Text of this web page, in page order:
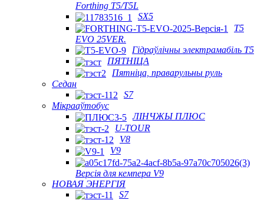
Forthing T5/T5L
SX5
T5
EVO 25VER.
Гідраўлічны электрамабіль T5
ПЯТНІЦА
Пятніца, праварульны руль
Седан
S7
Мікрааўтобус
ЛІНЧЖЫ ПЛЮС
U-TOUR
V8
V9
Версія для кемпера V9
НОВАЯ ЭНЕРГІЯ
S7